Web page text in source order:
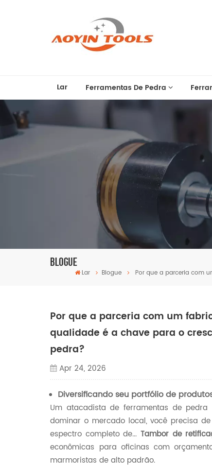
Lar Ferramentas De Pedra
Blogue
Lar Blogue Por que a parceria com
Por que a parceria com um
qualidade é a chave para o
pedra?
Apr 24, 2026
Diversificando seu portfólio de
Um atacadista de ferramentas de pedra
dominar o mercado local, você precisa
espectro completo de... Tambor de
econômicas para oficinas com
marmoristas de alto padrão.